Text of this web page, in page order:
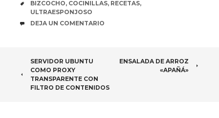
ETIQUETAS
BIZCOCHO, COCINILLAS, RECETAS,
ULTRAESPONJOSO
COMENTARIOS
DEJA UN COMENTARIO
NAVEGADOR
DE
SERVIDOR UBUNTU
COMO PROXY
TRANSPARENTE CON
FILTRO DE CONTENIDOS
ENSALADA DE ARROZ
«APAÑÁ»